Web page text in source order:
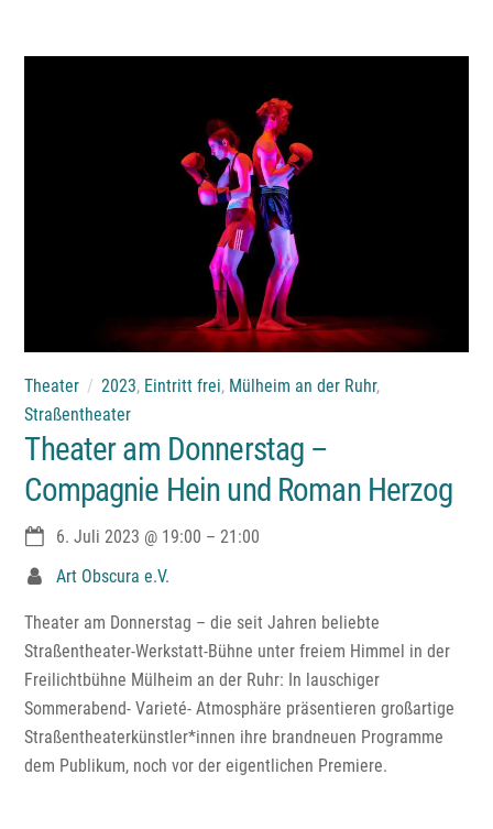
Theater 2023, Eintritt frei, Mülheim an der Ruhr,
Straßentheater
Theater am Donnerstag –
Compagnie Hein und Roman Herzog
6. Juli 2023 @ 19:00 – 21:00
Art Obscura e.V.
Theater am Donnerstag – die seit Jahren beliebte
Straßentheater-Werkstatt-Bühne unter freiem Himmel in der
Freilichtbühne Mülheim an der Ruhr: In lauschiger
Sommerabend- Varieté- Atmosphäre präsentieren großartige
Straßentheaterkünstler*innen ihre brandneuen Programme
dem Publikum, noch vor der eigentlichen Premiere.